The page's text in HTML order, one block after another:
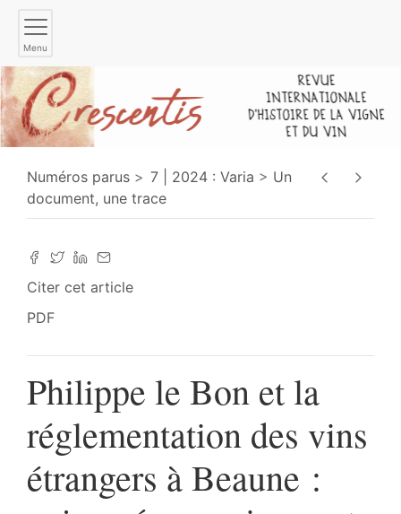
Menu
Numéros parus 7 | 2024 : Varia
Un
document, une trace
Citer cet article
PDF
Philippe le Bon et la
réglementation des vins
étrangers à Beaune :